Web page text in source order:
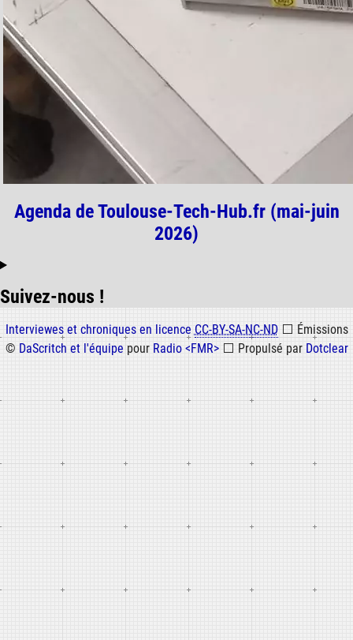
Agenda de Toulouse-Tech-Hub.fr (mai-juin
2026)
Suivez-nous !
Informations
Interviewes et chroniques en licence CC-BY-SA-NC-ND ⬜ Émissions
© DaScritch et l'équipe pour Radio <FMR> ⬜ Propulsé par Dotclear